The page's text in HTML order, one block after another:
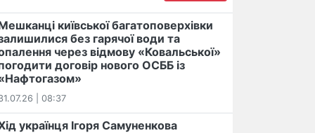
київської багатоповерхівки
без гарячої води та
через відмову «Ковальської»
договір нового ОСББ із
| 08:37
українця Ігоря Самуненкова